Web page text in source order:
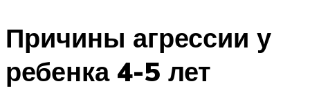
Причины агрессии у
ребенка 4-5 лет